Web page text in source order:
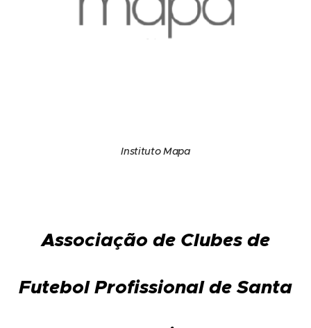
Instituto Mapa
Associação de Clubes de
Futebol Profissional de Santa